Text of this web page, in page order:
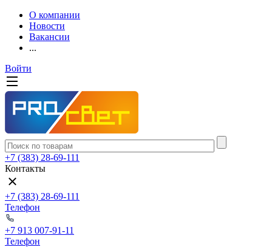
О компании
Новости
Вакансии
...
Войти
+7 (383) 28-69-111
Контакты
+7 (383) 28-69-111
Телефон
+7 913 007-91-11
Телефон